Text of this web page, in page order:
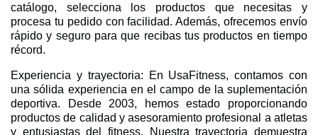
catálogo, selecciona los productos que necesitas y
procesa tu pedido con facilidad. Además, ofrecemos envío
rápido y seguro para que recibas tus productos en tiempo
récord.
Experiencia y trayectoria: En UsaFitness, contamos con
una sólida experiencia en el campo de la suplementación
deportiva. Desde 2003, hemos estado proporcionando
productos de calidad y asesoramiento profesional a atletas
y entusiastas del fitness. Nuestra trayectoria demuestra